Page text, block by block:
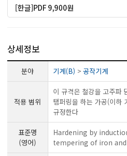
[한글]PDF 9,900원
상세정보
분야 기계(B) > 공작기계
적용 범위
이 규격은 철강을 고주파
탬퍼링을 하는 가공(이하
규정한다
표준명
(영어)
Hardening by
tempering of iron